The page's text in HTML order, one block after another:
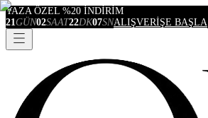
YAZA ÖZEL %20 İNDİRİM
21GÜN02SAAT22DK07SNALIŞVERİŞE BAŞLA